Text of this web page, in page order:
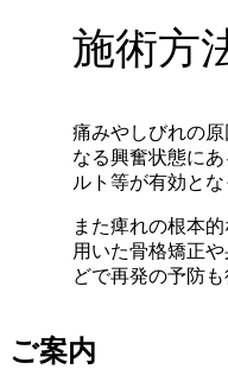
施術方
痛みやしびれの
なる興奮状態に
ルト等が有効とな
また痺れの根本
用いた骨格矯正
どで再発の予防も
ご案内